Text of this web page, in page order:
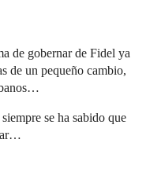
de gobernar de Fidel ya
de un pequeño cambio,
se ha sabido que